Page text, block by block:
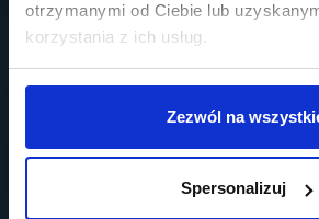
otrzymanymi od Ciebie lub
korzystania z ich usług.
Zezwól na
Spersonalizuj